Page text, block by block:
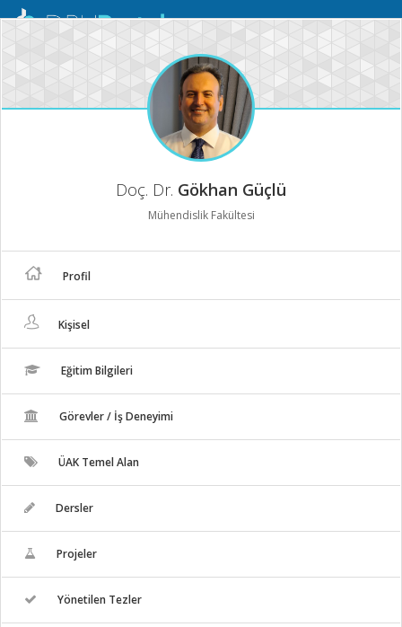
Mobil
Doç. Dr. Gökhan Güçlü
Mühendislik Fakültesi
Profil
Kişisel
Eğitim Bilgileri
Görevler / İş Deneyimi
ÜAK Temel Alan
Dersler
Projeler
Yönetilen Tezler